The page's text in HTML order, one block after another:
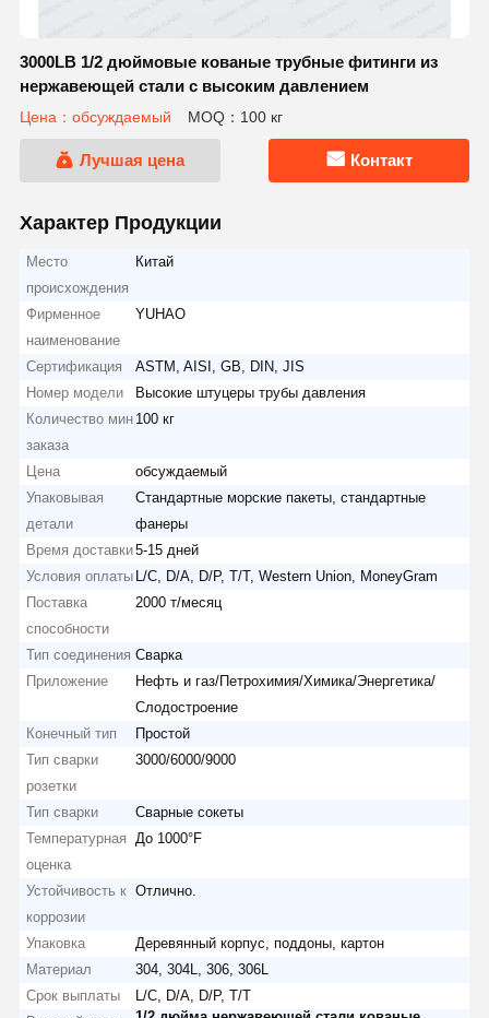
3000LB 1/2 дюймовые кованые трубные фитинги из
нержавеющей стали с высоким давлением
Цена：обсуждаемый MOQ：100 кг
Лучшая цена Контакт
Характер Продукции
Место
происхождения
Китай
Фирменное
наименование
YUHAO
Сертификация
ASTM, AISI, GB, DIN, JIS
Номер модели
Высокие штуцеры трубы давления
Количество мин
заказа
100 кг
Цена
обсуждаемый
Упаковывая
детали
Стандартные морские пакеты, стандартные
фанеры
Время доставки5-15 дней
Условия оплаты L/C, D/A, D/P, T/T, Western Union, MoneyGram
Поставка
способности
2000 т/месяц
Тип соединения Сварка
Приложение
Нефть и газ/Петрохимия/Химика/Энергетика/
Слодостроение
Конечный тип
Простой
Тип сварки
розетки
3000/6000/9000
Тип сварки
Сварные сокеты
Температурная
оценка
До 1000°F
Устойчивость к
коррозии
Отлично.
Упаковка
Деревянный корпус, поддоны, картон
Материал
304, 304L, 306, 306L
Срок выплаты
L/C, D/A, D/P, T/T